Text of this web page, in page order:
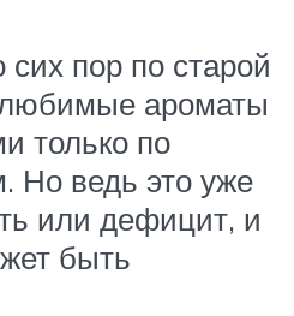
пор по старой
ароматы
только по
Но ведь это уже
или дефицит, и
быть